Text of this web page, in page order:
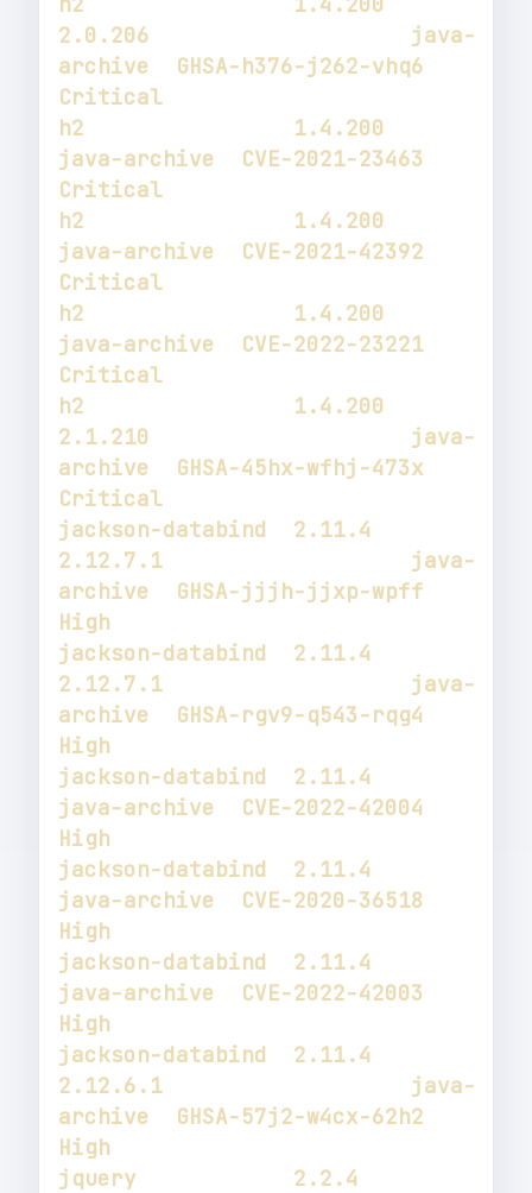
2.0.206                    java-
archive  GHSA-h376-j262-vhq6
h2                1.4.200
java-archive  CVE-2021-23463
h2                1.4.200
java-archive  CVE-2021-42392
h2                1.4.200
java-archive  CVE-2022-23221
h2                1.4.200
2.1.210                    java-
archive  GHSA-45hx-wfhj-473x
jackson-databind  2.11.4
2.12.7.1                   java-
archive  GHSA-jjjh-jjxp-wpff
jackson-databind  2.11.4
2.12.7.1                   java-
archive  GHSA-rgv9-q543-rqg4
jackson-databind  2.11.4
java-archive  CVE-2022-42004
jackson-databind  2.11.4
java-archive  CVE-2020-36518
jackson-databind  2.11.4
java-archive  CVE-2022-42003
jackson-databind  2.11.4
2.12.6.1                   java-
archive  GHSA-57j2-w4cx-62h2
jquery            2.2.4